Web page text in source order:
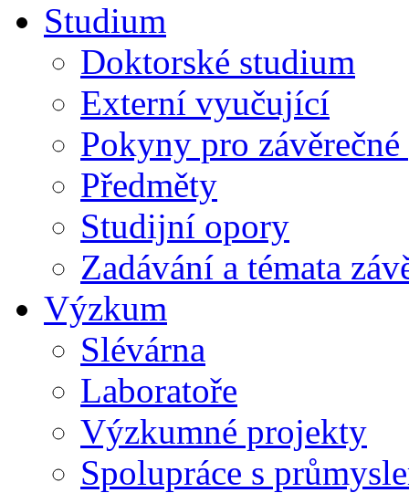
Studium
Doktorské studium
Externí vyučující
Pokyny pro závěrečné
Předměty
Studijní opory
Zadávání a témata
Výzkum
Slévárna
Laboratoře
Výzkumné projekty
Spolupráce s